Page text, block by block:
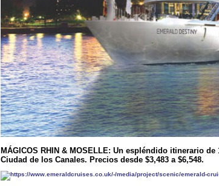
MÁGICOS RHIN & MOSELLE: Un espléndido itinerario de
Ciudad de los Canales. Precios desde $3,483 a $6,548.